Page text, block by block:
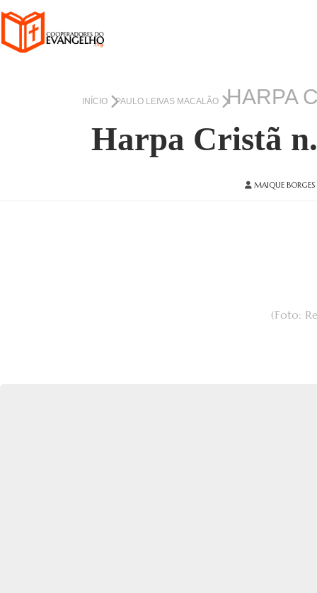
INÍCIO PAULO LEIVAS MACALÃO HARPA
Harpa Cristã
MAIQUE BORGES
(Foto: